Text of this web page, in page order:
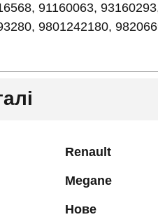
91160063,
9801242180,
Renault
Megane
Нове